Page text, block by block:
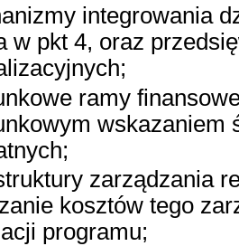
integrowania
w pkt 4, oraz
ramy
wskazaniem
zarządzania
kosztów tego
programu;